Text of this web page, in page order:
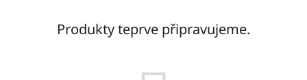
Produkty teprve připravujeme.